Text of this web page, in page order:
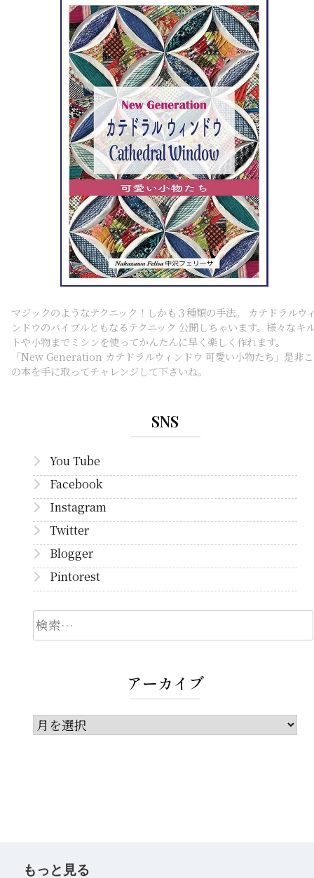
マジックのようなテクニック！しかも３種類の手法。 カテドラルウ
ンドウのバイブルともなるテクニック 公開しちゃいます。様々なキ
トや小物までミシンを使ってかんたんに早く楽しく作れます。
「New Generation カテドラルウィンドウ 可愛い小物たち」是非こ
の本を手に取ってチャレンジして下さいね。
SNS
You Tube
Facebook
Instagram
Twitter
Blogger
Pintorest
検
索
アーカイブ
ア
もっと見る